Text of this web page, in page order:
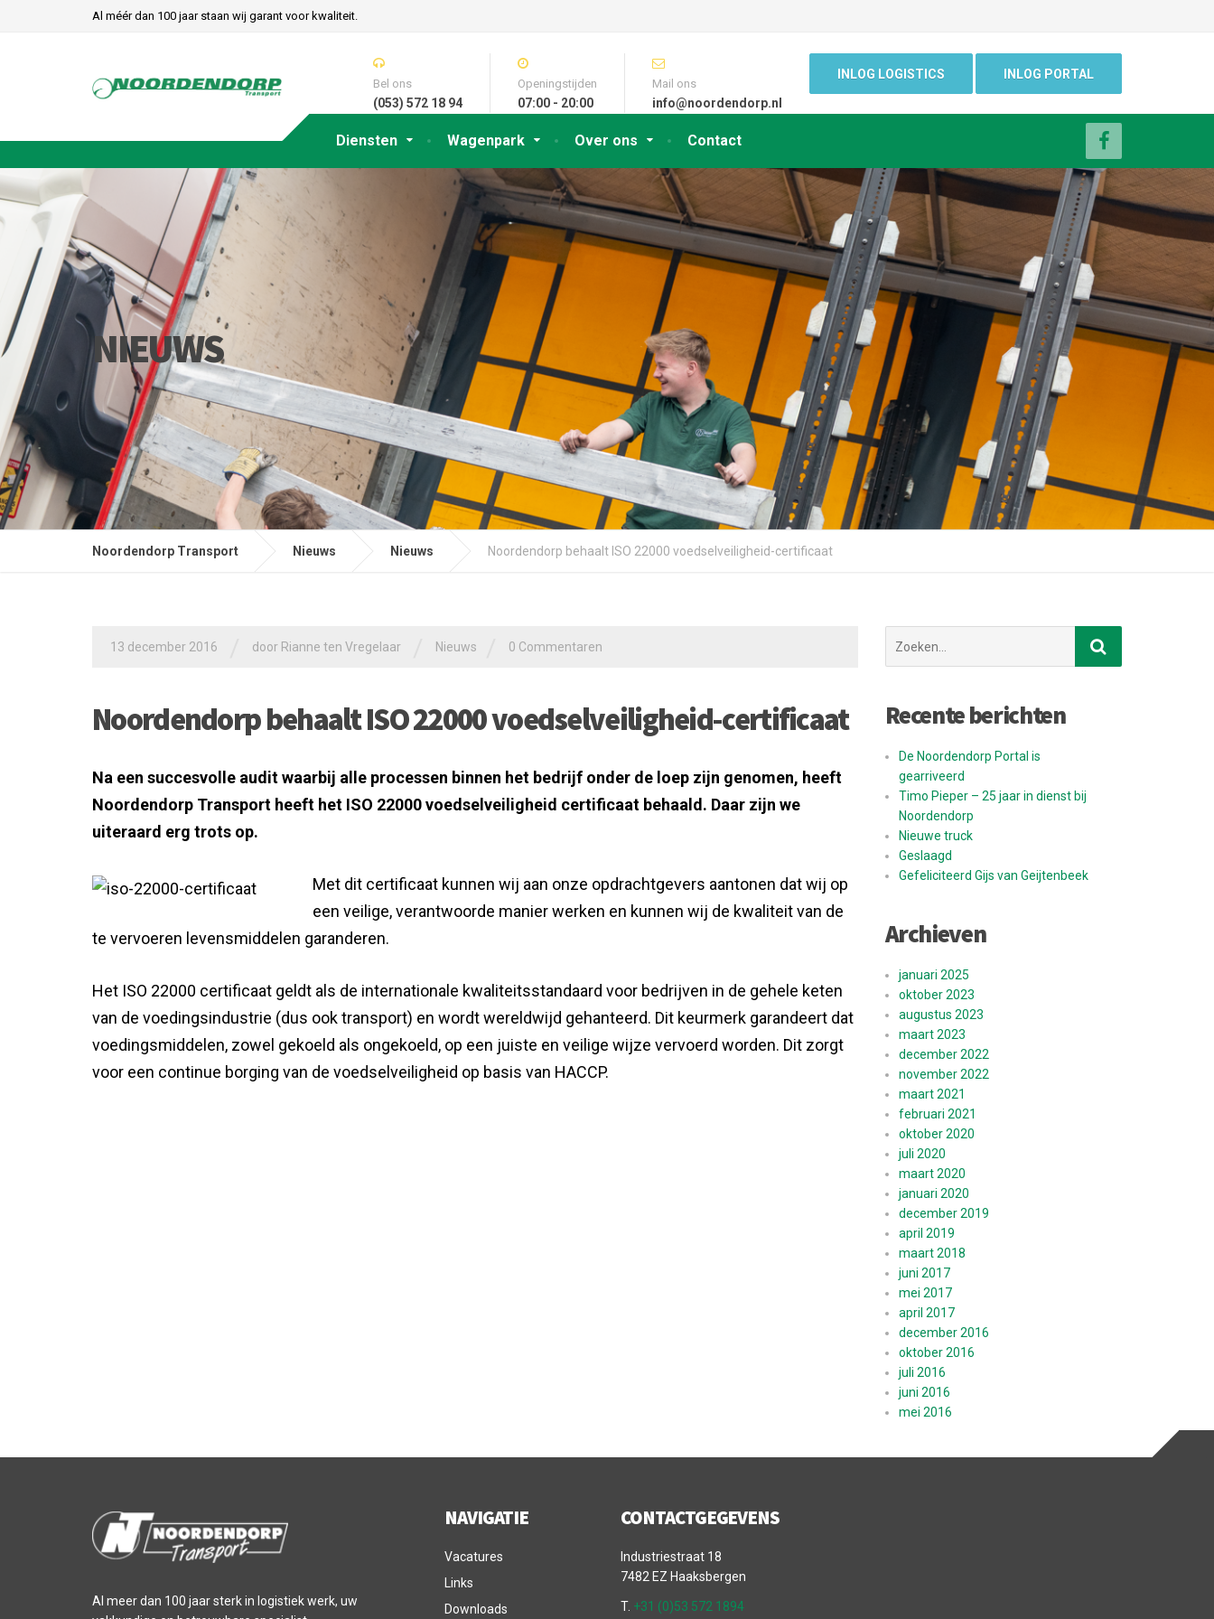
Al méér dan 100 jaar staan wij garant voor kwaliteit.
Diensten Wagenpark Over ons Contact
Bel ons
(053) 572 18 94
Openingstijden
07:00 - 20:00
Mail ons
info@noordendorp.nl
INLOG LOGISTICS INLOG PORTAL
NIEUWS
Noordendorp Transport Nieuws Nieuws Noordendorp behaalt ISO 22000 voedselveiligheid-certificaat
13 december 2016 door Rianne ten Vregelaar Nieuws 0 Commentaren
Noordendorp behaalt ISO 22000 voedselveiligheid-certificaat
Na een succesvolle audit waarbij alle processen binnen het bedrijf onder de loep zijn genomen, heeft
Noordendorp Transport heeft het ISO 22000 voedselveiligheid certificaat behaald. Daar zijn we
uiteraard erg trots op.
Met dit certificaat kunnen wij aan onze opdrachtgevers aantonen dat wij op
een veilige, verantwoorde manier werken en kunnen wij de kwaliteit van de
te vervoeren levensmiddelen garanderen.
Het ISO 22000 certificaat geldt als de internationale kwaliteitsstandaard voor bedrijven in de gehele keten
van de voedingsindustrie (dus ook transport) en wordt wereldwijd gehanteerd. Dit keurmerk garandeert dat
voedingsmiddelen, zowel gekoeld als ongekoeld, op een juiste en veilige wijze vervoerd worden. Dit zorgt
voor een continue borging van de voedselveiligheid op basis van HACCP.
naar:
Recente berichten
De Noordendorp Portal is
gearriveerd
Timo Pieper – 25 jaar in dienst bij
Noordendorp
Nieuwe truck
Geslaagd
Gefeliciteerd Gijs van Geijtenbeek
Archieven
januari 2025
oktober 2023
augustus 2023
maart 2023
december 2022
november 2022
maart 2021
februari 2021
oktober 2020
juli 2020
maart 2020
januari 2020
december 2019
april 2019
maart 2018
juni 2017
mei 2017
april 2017
december 2016
oktober 2016
juli 2016
juni 2016
mei 2016
Al meer dan 100 jaar sterk in logistiek werk, uw
NAVIGATIE
Vacatures
Links
Downloads
CONTACTGEGEVENS
Industriestraat 18
7482 EZ Haaksbergen
T. +31 (0)53 572 1894